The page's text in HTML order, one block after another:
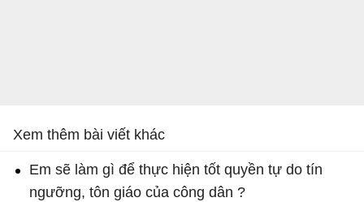
Xem thêm bài viết khác
Em sẽ làm gì để thực hiện tốt quyền tự do tín
ngưỡng, tôn giáo của công dân ?